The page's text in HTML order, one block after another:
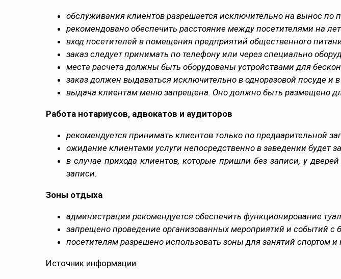
обслуживания клиентов разрешается исключительно на вынос
рекомендовано обеспечить расстояние между посетителями на
вход посетителей в помещения предприятий общественного
заказ следует принимать по телефону или через специально
места расчета должны быть оборудованы устройствами для
заказ должен выдаваться исключительно в одноразовой посуде и
выдача клиентам меню запрещена. Оно должно быть размещено
Работа нотариусов, адвокатов и аудиторов
рекомендуется принимать клиентов только по предварительной
ожидание клиентами услуги непосредственно в заведении будет
в случае прихода клиентов, которые пришли без записи, у
записи.
Зоны отдыха
администрации рекомендуется обеспечить функционирование
запрещено проведение организованных мероприятий и событий
посетителям разрешено использовать зоны для занятий спортом
Источник информации: